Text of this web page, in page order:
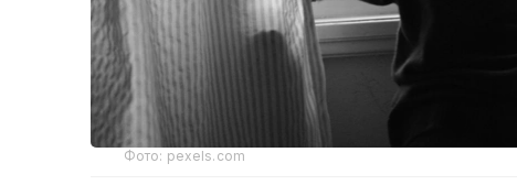
Фото: pexels.com